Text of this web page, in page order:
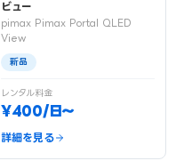
ビュー
pimax Pimax Portal QLED
View
新品
レンタル料金
¥400/日〜
詳細を見る